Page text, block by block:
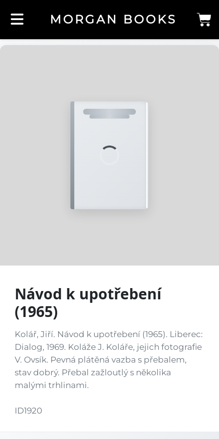
MORGAN BOOKS
Návod k upotřebení
(1965)
Kolář, Jiří. Návod k upotřebení (1965). Liberec:
Dialog, 1969. Koláže J. Koláře, jejich fotografie
V. Ovsík. Pevná plátěná vazba s přebalem,
stav dobrý. Přebal zažloutlý s několika
malými trhlinami.
ID1920